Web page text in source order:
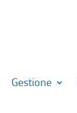
Gestione